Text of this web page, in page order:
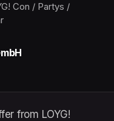
Con / Partys /
from LOYG!